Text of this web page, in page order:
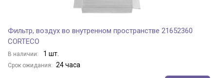
Фильтр, воздух во внутренном пространстве 21652360
CORTECO
В наличии: 1 шт.
Срок ожидания: 24 часа